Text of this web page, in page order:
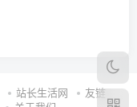
站长生活网
友链